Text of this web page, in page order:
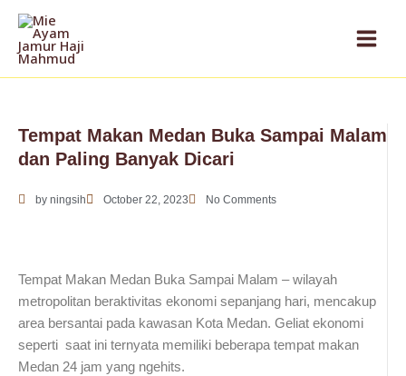
Skip
content
Tempat Makan Medan Buka Sampai Malam
dan Paling Banyak Dicari
by ningsih October 22, 2023 No Comments
Tempat Makan Medan Buka Sampai Malam – wilayah
metropolitan beraktivitas ekonomi sepanjang hari, mencakup
area bersantai pada kawasan Kota Medan. Geliat ekonomi
seperti saat ini ternyata memiliki beberapa tempat makan
Medan 24 jam yang ngehits.